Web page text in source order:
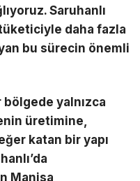
Saruhanlı
tüketiciyle daha fazla
bu sürecin önemli
yalnızca
üretimine,
katan bir yapı
Manisa